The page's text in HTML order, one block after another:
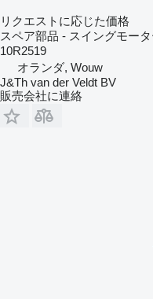
リクエストに応じた価格
スペア部品 - スイングモー
10R2519
オランダ, Wouw
J&Th van der Veldt BV
販売会社に連絡